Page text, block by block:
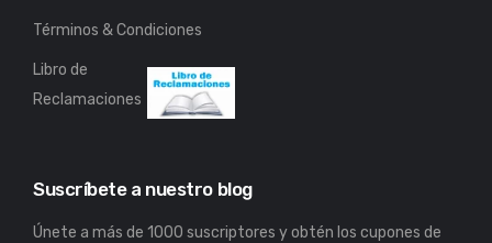
Términos & Condiciones
Libro de
Reclamaciones
Suscríbete a nuestro blog
Únete a más de 1000 suscriptores y obtén los cupones de